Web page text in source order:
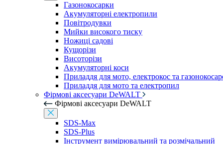
Газонокосарки
Акумуляторні електропили
Повітродувки
Мийки високого тиску
Ножиці садові
Кущорізи
Висоторізи
Акумуляторні коси
Приладдя для мото, електрокос та
Приладдя для мото та електропил
Фірмові аксесуари DeWALT
Фірмові аксесуари DeWALT
SDS-Max
SDS-Plus
Інструмент вимірювальний та розмічальний